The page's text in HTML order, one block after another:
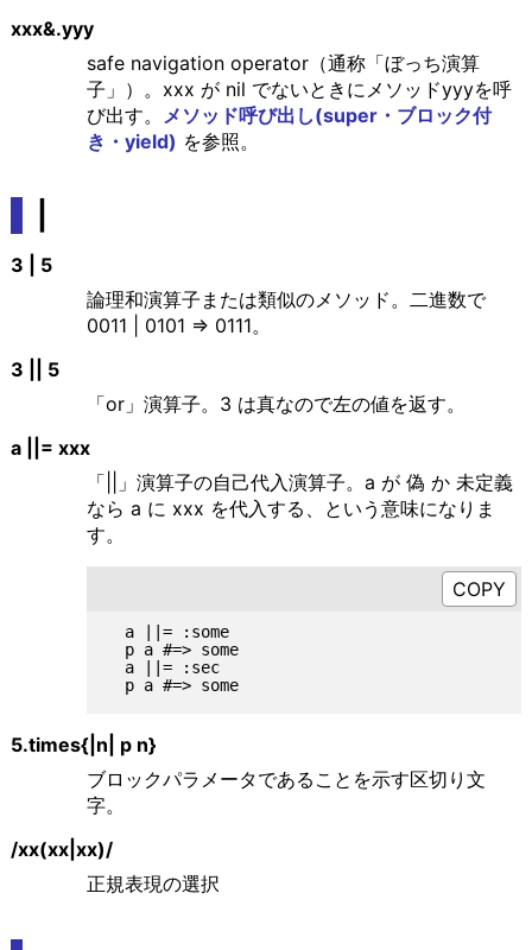
xxx&.yyy
safe navigation operator（通称「ぼっち演算
子」）。xxx が nil でないときにメソッドyyyを呼
び出す。
メソッド呼び出し(super・ブロック付
き・yield) を参照。
3 | 5
論理和演算子または類似のメソッド。二進数で
0011 | 0101 => 0111。
3 || 5
「or」演算子。3 は真なので左の値を返す。
a ||= xxx
「||」演算子の自己代入演算子。a が 偽 か 未定義
なら a に xxx を代入する、という意味になりま
す。
  a ||= :some
  p a #=> some
  a ||= :sec
  p a #=> some
5.times{|n| p n}
ブロックパラメータであることを示す区切り文
字。
/xx(xx|xx)/
正規表現の選択